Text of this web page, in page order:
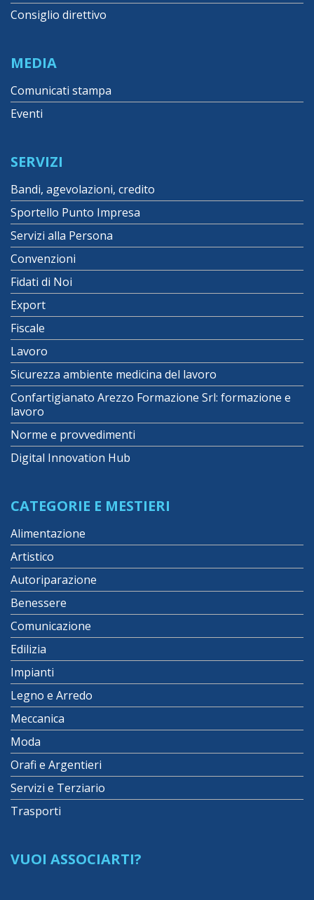
Consiglio direttivo
MEDIA
Comunicati stampa
Eventi
SERVIZI
Bandi, agevolazioni, credito
Sportello Punto Impresa
Servizi alla Persona
Convenzioni
Fidati di Noi
Export
Fiscale
Lavoro
Sicurezza ambiente medicina del lavoro
Confartigianato Arezzo Formazione Srl: formazione e
lavoro
Norme e provvedimenti
Digital Innovation Hub
CATEGORIE E MESTIERI
Alimentazione
Artistico
Autoriparazione
Benessere
Comunicazione
Edilizia
Impianti
Legno e Arredo
Meccanica
Moda
Orafi e Argentieri
Servizi e Terziario
Trasporti
VUOI ASSOCIARTI?